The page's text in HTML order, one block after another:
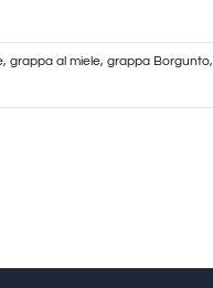
, grappa al miele, grappa Borgunto,